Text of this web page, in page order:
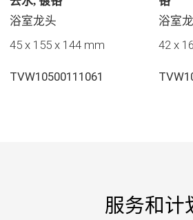
浴室龙头
45 x 155 x 144 mm
TVW10500111061
浴室
42 x
服务和计